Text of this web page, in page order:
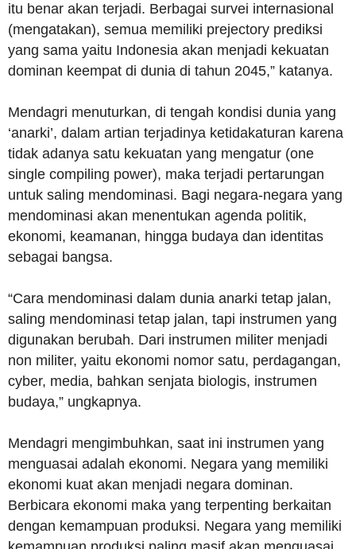
itu benar akan terjadi. Berbagai survei internasional
(mengatakan), semua memiliki prejectory prediksi
yang sama yaitu Indonesia akan menjadi kekuatan
dominan keempat di dunia di tahun 2045,” katanya.
Mendagri menuturkan, di tengah kondisi dunia yang
‘anarki’, dalam artian terjadinya ketidakaturan karena
tidak adanya satu kekuatan yang mengatur (one
single compiling power), maka terjadi pertarungan
untuk saling mendominasi. Bagi negara-negara yang
mendominasi akan menentukan agenda politik,
ekonomi, keamanan, hingga budaya dan identitas
sebagai bangsa.
“Cara mendominasi dalam dunia anarki tetap jalan,
saling mendominasi tetap jalan, tapi instrumen yang
digunakan berubah. Dari instrumen militer menjadi
non militer, yaitu ekonomi nomor satu, perdagangan,
cyber, media, bahkan senjata biologis, instrumen
budaya,” ungkapnya.
Mendagri mengimbuhkan, saat ini instrumen yang
menguasai adalah ekonomi. Negara yang memiliki
ekonomi kuat akan menjadi negara dominan.
Berbicara ekonomi maka yang terpenting berkaitan
dengan kemampuan produksi. Negara yang memiliki